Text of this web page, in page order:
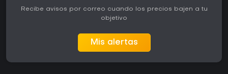
Recibe avisos por correo cuando los precios bajen a tu
objetivo
Mis alertas